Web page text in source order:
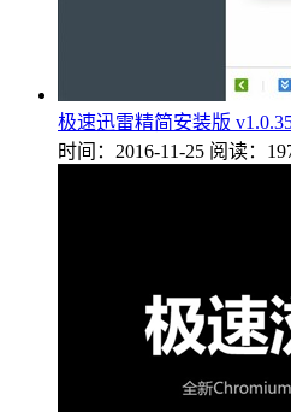
极速迅雷精简安装版
时间：2016-11-25 阅读：